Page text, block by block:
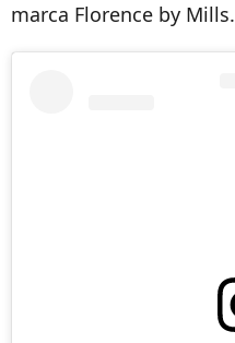
marca Florence by Mills.